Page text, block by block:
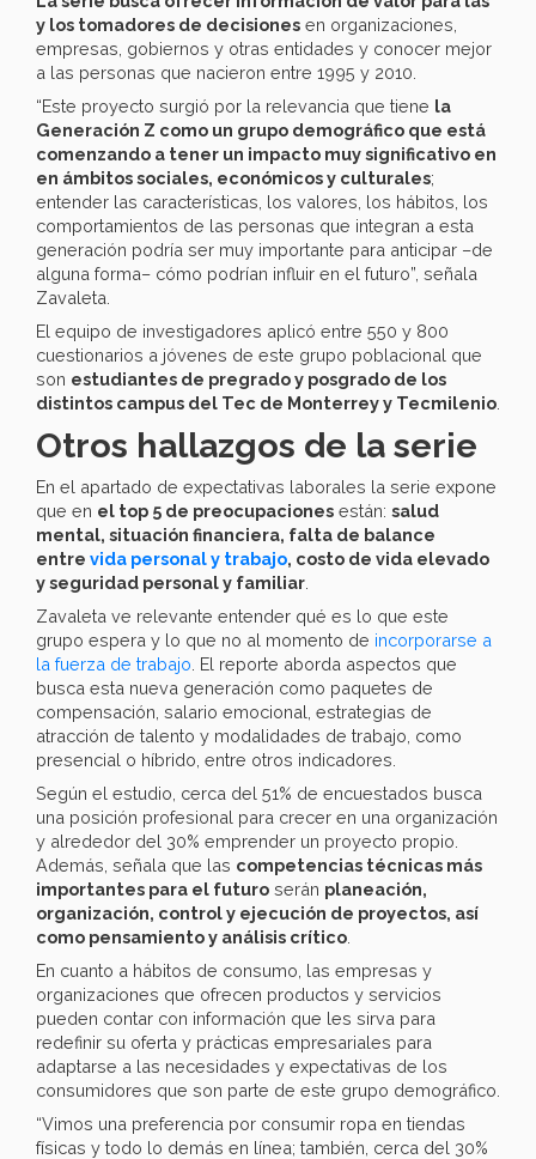
y los tomadores de decisiones en organizaciones,
empresas, gobiernos y otras entidades y conocer mejor
a las personas que nacieron entre 1995 y 2010.
“Este proyecto surgió por la relevancia que tiene la
Generación Z como un grupo demográfico que está
comenzando a tener un impacto muy significativo en
en ámbitos sociales, económicos y culturales;
entender las características, los valores, los hábitos, los
comportamientos de las personas que integran a esta
generación podría ser muy importante para anticipar –de
alguna forma– cómo podrían influir en el futuro”, señala
Zavaleta.
El equipo de investigadores aplicó entre 550 y 800
cuestionarios a jóvenes de este grupo poblacional que
son estudiantes de pregrado y posgrado de los
distintos campus del Tec de Monterrey y Tecmilenio
Otros hallazgos de la serie
En el apartado de expectativas laborales la serie expone
que en el top 5 de preocupaciones están: salud
mental, situación financiera, falta de balance
entre vida personal y trabajo, costo de vida elevado
y seguridad personal y familiar
Zavaleta ve relevante entender qué es lo que este
grupo espera y lo que no al momento de incorporarse a
la fuerza de trabajo . El reporte aborda aspectos que
busca esta nueva generación como paquetes de
compensación, salario emocional, estrategias de
atracción de talento y modalidades de trabajo, como
presencial o híbrido, entre otros indicadores.
Según el estudio, cerca del 51% de encuestados busca
una posición profesional para crecer en una organización
y alrededor del 30% emprender un proyecto propio.
Además, señala que las competencias técnicas más
importantes para el futuro serán planeación,
organización, control y ejecución de proyectos, así
como pensamiento y análisis crítico
En cuanto a hábitos de consumo, las empresas y
organizaciones que ofrecen productos y servicios
pueden contar con información que les sirva para
redefinir su oferta y prácticas empresariales para
adaptarse a las necesidades y expectativas de los
consumidores que son parte de este grupo demográfico.
“Vimos una preferencia por consumir ropa en tiendas
físicas y todo lo demás en línea; también, cerca del 30%